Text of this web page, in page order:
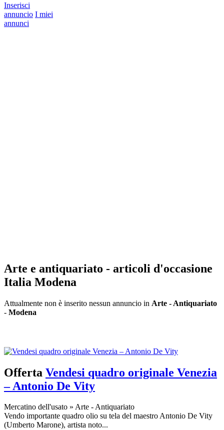
Inserisci
annuncio I miei
annunci
Arte e antiquariato - articoli d'occasione
Italia Modena
Attualmente non è inserito nessun annuncio in Arte - Antiquariato
- Modena
Offerta Vendesi quadro originale Venezia
– Antonio De Vity
Mercatino dell'usato » Arte - Antiquariato
Vendo importante quadro olio su tela del maestro Antonio De Vity
(Umberto Marone), artista noto...